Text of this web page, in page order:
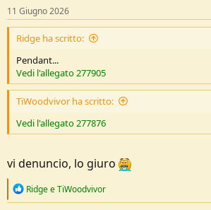
s
:
11 Giugno 2026
Ridge ha scritto:
Pendant...
Vedi l'allegato 277905
TiWoodvivor ha scritto:
Vedi l'allegato 277876
vi denuncio, lo giuro
R
RidgeeTiWoodvivor